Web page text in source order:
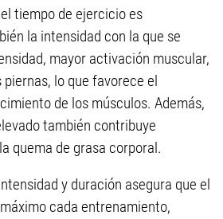
tiempo de ejercicio es
la intensidad con la que se
mayor activación muscular,
lo que favorece el
de los músculos. Además,
también contribuye
quema de grasa corporal.
y duración asegura que el
cada entrenamiento,